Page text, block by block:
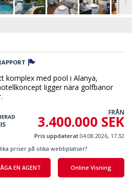
komplex med pool i Alanya,
ligger nära golfbanor
FRÅN
3.400.000 SEK
Pris uppdaterat 04.08.2026, 17.32
EN AGENT Online Visning
priser på olika webbplatser?